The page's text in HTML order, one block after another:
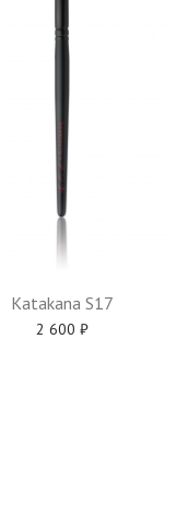
Katakana S17
2 600 ₽